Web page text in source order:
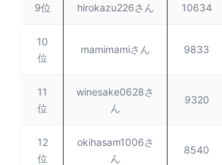
9位 hirokazu226さん 10634
10
位
mamimamiさん 9833
11
位
winesake0628さ
ん
9320
12
位
okihasam1006さ
ん
8540